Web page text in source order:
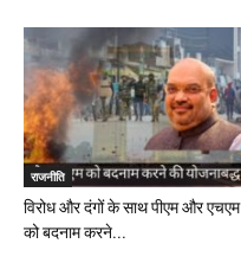
राजनीति
विरोध और दंगों के साथ पीएम और एचएम
को बदनाम करने...